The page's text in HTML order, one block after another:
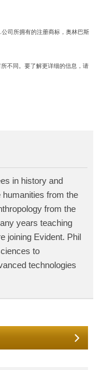
司所拥有的注册商标，奥林巴斯
不同。要了解更详细的信息，请
in history and
humanities from the
from the
years teaching
joining Evident. Phil
to
technologies